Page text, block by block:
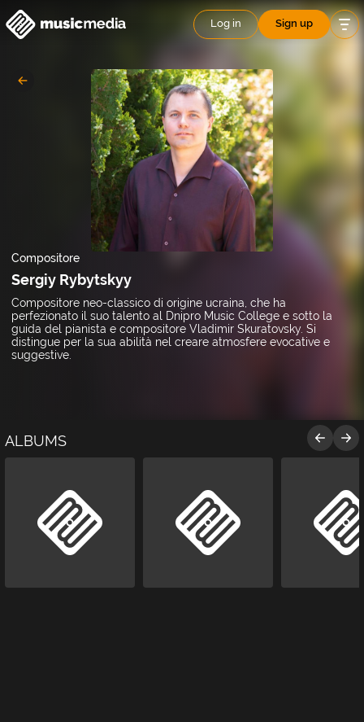
Log in Sign up
Compositore
Sergiy Rybytskyy
Compositore neo-classico di origine ucraina, che ha
perfezionato il suo talento al Dnipro Music College e sotto la
guida del pianista e compositore Vladimir Skuratovsky. Si
distingue per la sua abilità nel creare atmosfere evocative e
suggestive.
ALBUMS